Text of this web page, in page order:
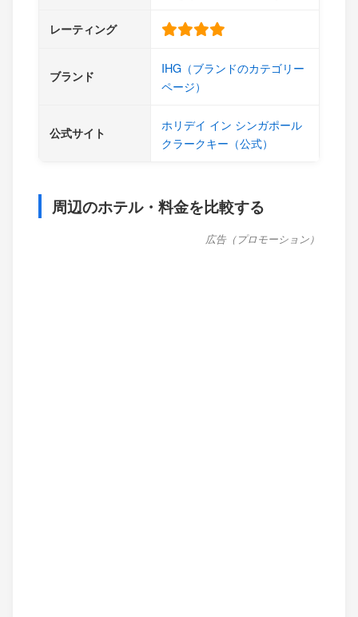
レーティング
ブランド
IHG（ブランドのカテゴリー
ページ）
公式サイト
ホリデイ イン シンガポール
クラークキー（公式）
周辺のホテル・料金を比較する
広告（プロモーション）